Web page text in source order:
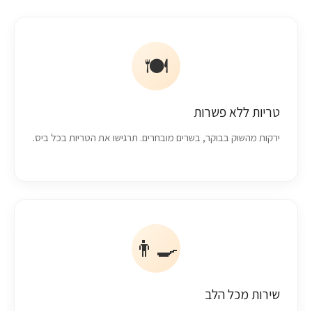
🍽️
טריות ללא פשרות
ירקות מהשוק בבוקר, בשרים מובחרים. תרגישו את הטריות בכל ביס.
👨‍🍳
שירות מכל הלב